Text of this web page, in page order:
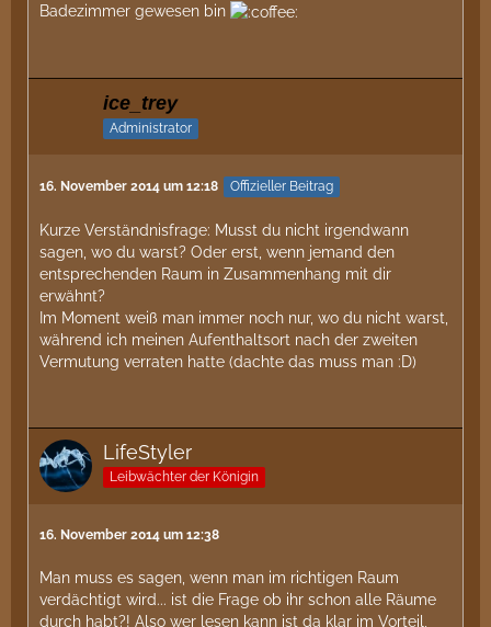
Badezimmer gewesen bin
ice_trey
Administrator
16. November 2014 um 12:18 Offizieller Beitrag
Kurze Verständnisfrage: Musst du nicht irgendwann
sagen, wo du warst? Oder erst, wenn jemand den
entsprechenden Raum in Zusammenhang mit dir
erwähnt?
Im Moment weiß man immer noch nur, wo du nicht warst,
während ich meinen Aufenthaltsort nach der zweiten
Vermutung verraten hatte (dachte das muss man :D)
LifeStyler
Leibwächter der Königin
16. November 2014 um 12:38
Man muss es sagen, wenn man im richtigen Raum
verdächtigt wird... ist die Frage ob ihr schon alle Räume
durch habt?! Also wer lesen kann ist da klar im Vorteil,